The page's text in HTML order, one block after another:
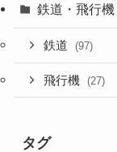
鉄道・飛行機
鉄道 (97)
飛行機 (27)
タグ